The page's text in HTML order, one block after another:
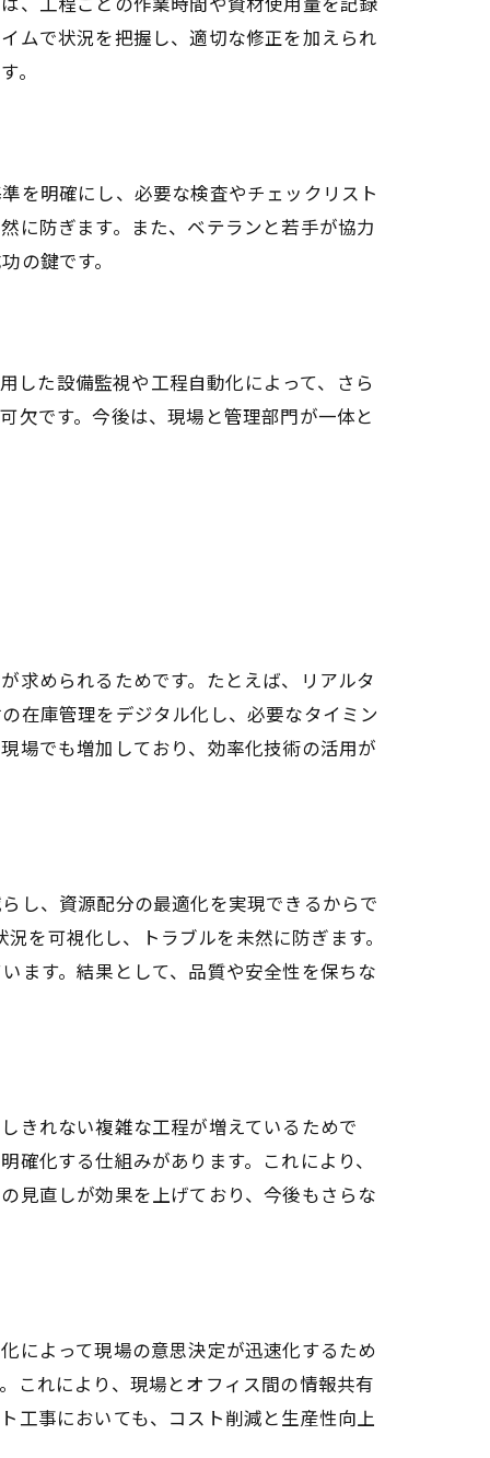
ムで状況を把握し、適切な修正を加えられ
。
を明確にし、必要な検査やチェックリスト
に防ぎます。また、ベテランと若手が協力
の鍵です。
した設備監視や工程自動化によって、さら
欠です。今後は、現場と管理部門が一体と
求められるためです。たとえば、リアルタ
在庫管理をデジタル化し、必要なタイミン
場でも増加しており、効率化技術の活用が
し、資源配分の最適化を実現できるからで
を可視化し、トラブルを未然に防ぎます。
ます。結果として、品質や安全性を保ちな
きれない複雑な工程が増えているためで
化する仕組みがあります。これにより、
見直しが効果を上げており、今後もさらな
によって現場の意思決定が迅速化するため
これにより、現場とオフィス間の情報共有
工事においても、コスト削減と生産性向上